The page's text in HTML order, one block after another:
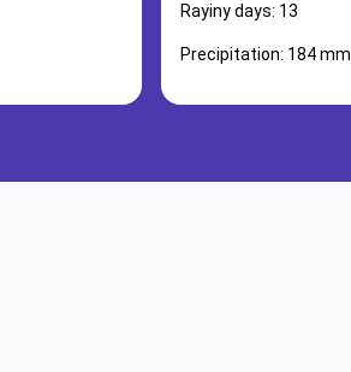
Rayiny days: 13
Precipitation: 184 mm